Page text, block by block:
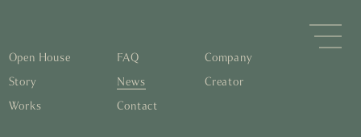
Open House
Story
Works
FAQ
News
Contact
Company
Creator